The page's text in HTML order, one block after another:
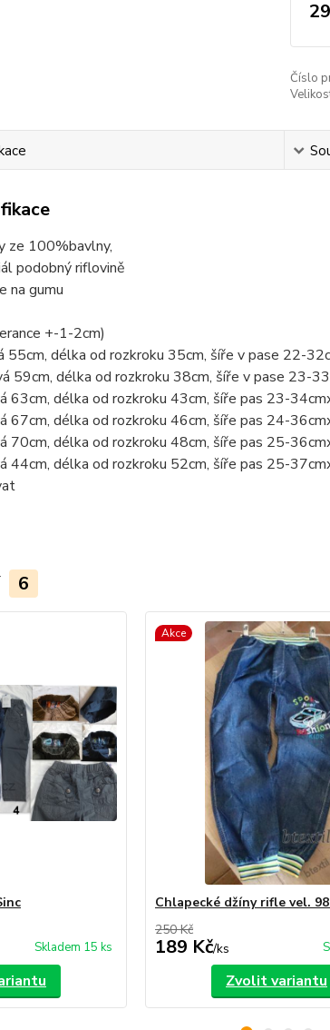
Číslo
ze 100%bavlny,
podobný riflovině
na gumu
+-1-2cm)
délka od rozkroku 35cm, šíře v pase 22-
59cm, délka od rozkroku 38cm, šíře v pase 23-
63cm, délka od rozkroku 43cm, šíře pas 23-
67cm, délka od rozkroku 46cm, šíře pas 24-
70cm, délka od rozkroku 48cm, šíře pas 25-
44cm, délka od rozkroku 52cm, šíře pas 25-
6
Skladem 15 ks
Akce
Chlapecké džíny rifle vel.
250 Kč
189 Kč/ks
Zvolit variantu